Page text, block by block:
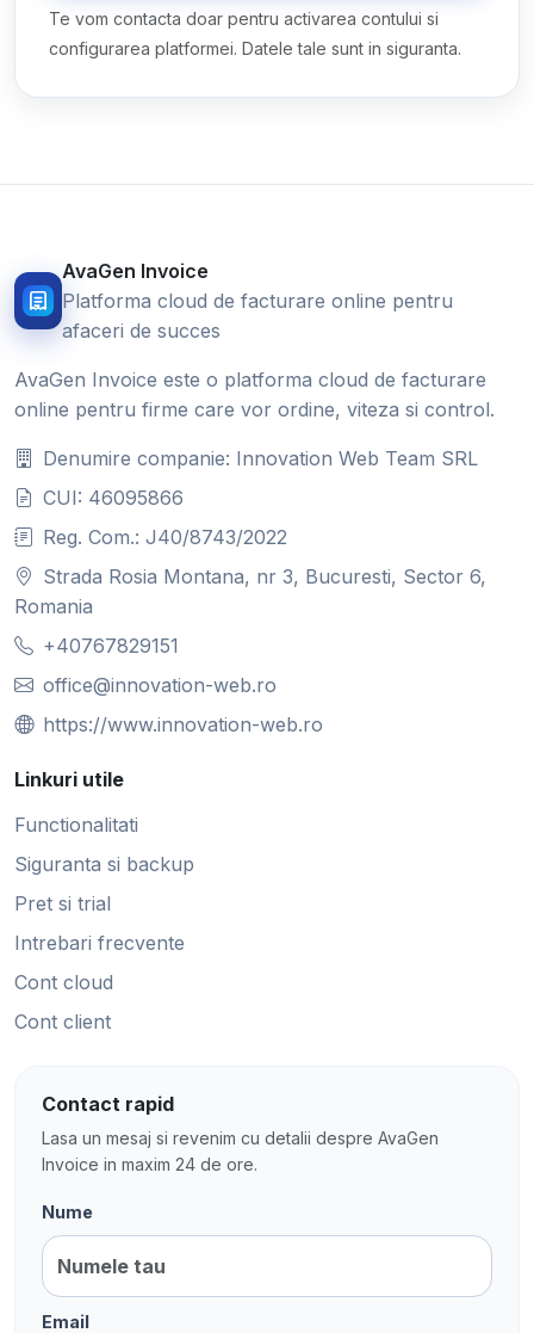
Te vom contacta doar pentru activarea contului si
configurarea platformei. Datele tale sunt in siguranta.
AvaGen Invoice
Platforma cloud de facturare online pentru
afaceri de succes
AvaGen Invoice este o platforma cloud de facturare
online pentru firme care vor ordine, viteza si control.
Denumire companie: Innovation Web Team SRL
CUI: 46095866
Reg. Com.: J40/8743/2022
Strada Rosia Montana, nr 3, Bucuresti, Sector 6,
Romania
+40767829151
office@innovation-web.ro
https://www.innovation-web.ro
Linkuri utile
Functionalitati
Siguranta si backup
Pret si trial
Intrebari frecvente
Cont cloud
Cont client
Contact rapid
Lasa un mesaj si revenim cu detalii despre AvaGen
Invoice in maxim 24 de ore.
Nume
Email